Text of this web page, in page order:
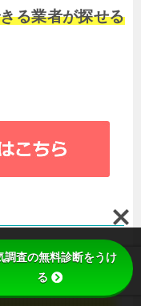
る業者が探せる
調査の無料診断をうけ
る